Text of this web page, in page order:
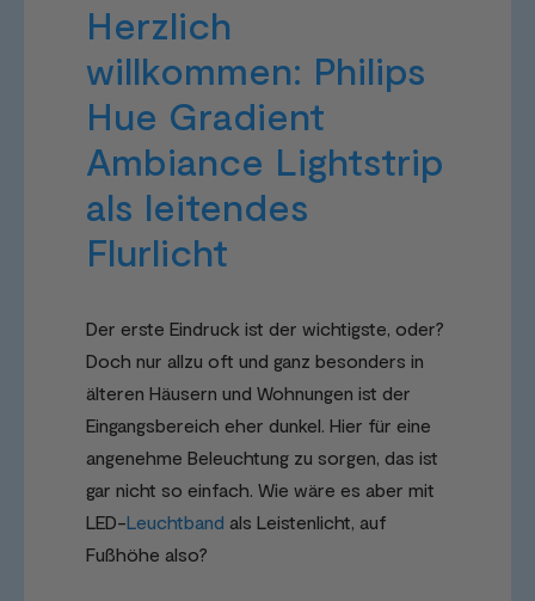
Herzlich
willkommen: Philips
Hue Gradient
Ambiance Lightstrip
als leitendes
Flurlicht
Der erste Eindruck ist der wichtigste, oder?
Doch nur allzu oft und ganz besonders in
älteren Häusern und Wohnungen ist der
Eingangsbereich eher dunkel. Hier für eine
angenehme Beleuchtung zu sorgen, das ist
gar nicht so einfach. Wie wäre es aber mit
LED-Leuchtband als Leistenlicht, auf
Fußhöhe also?